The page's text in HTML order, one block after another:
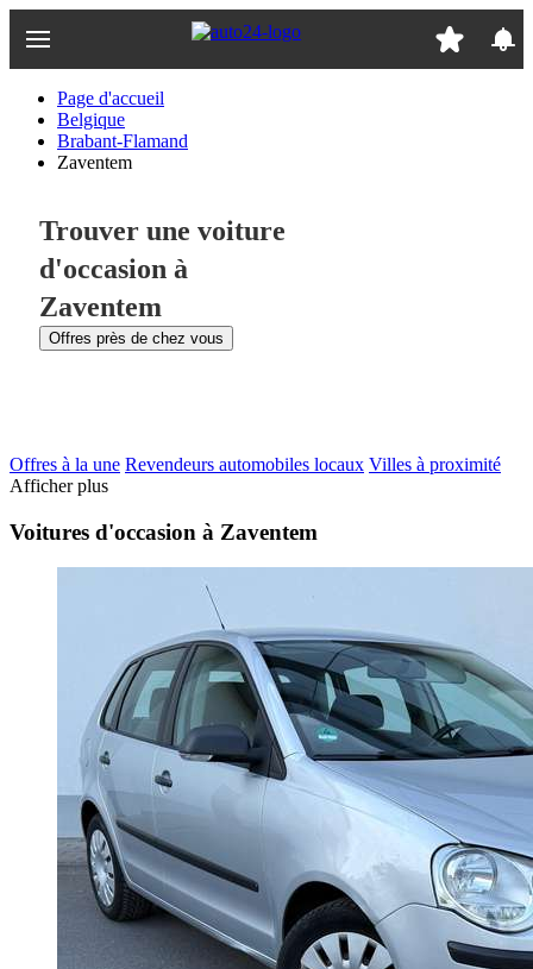
au
Page d'accueil
Belgique
Brabant-Flamand
Zaventem
Trouver une voiture
d'occasion à
Zaventem
Offres près de chez vous
Offres à la une Revendeurs automobiles locaux Villes à proximité
Afficher plus
Voitures d'occasion à Zaventem